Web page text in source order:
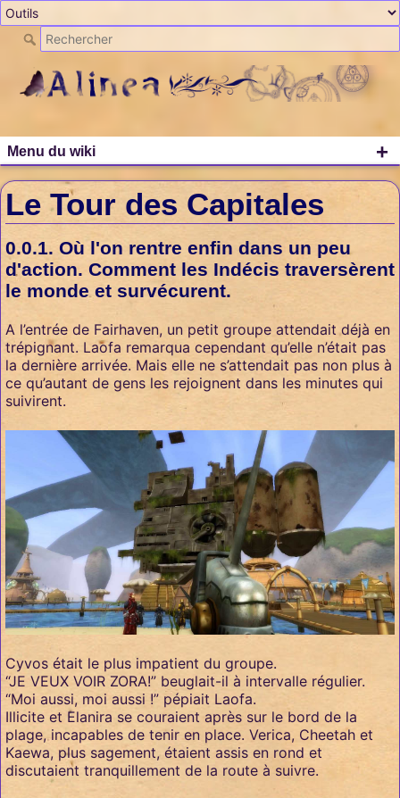
+
Menu du wiki
Le Tour des Capitales
Où l'on rentre enfin dans un peu
d'action. Comment les Indécis traversèrent
le monde et survécurent.
A l’entrée de Fairhaven, un petit groupe attendait déjà en
trépignant. Laofa remarqua cependant qu’elle n’était pas
la dernière arrivée. Mais elle ne s’attendait pas non plus à
ce qu’autant de gens les rejoignent dans les minutes qui
suivirent.
Cyvos était le plus impatient du groupe.
“JE VEUX VOIR ZORA!” beuglait-il à intervalle régulier.
“Moi aussi, moi aussi !” pépiait Laofa.
Illicite et Elanira se couraient après sur le bord de la
plage, incapables de tenir en place. Verica, Cheetah et
Kaewa, plus sagement, étaient assis en rond et
discutaient tranquillement de la route à suivre.